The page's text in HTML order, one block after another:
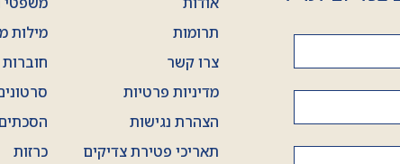
תרומות
צרו קשר
מדיניות פרטיות
הצהרת נגישות
תאריכי פטירת צדיקים
מילות
חוברות
כרזות